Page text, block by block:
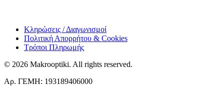
Κληρώσεις / Διαγωνισμοί
Πολιτική Απορρήτου & Cookies
Τρόποι Πληρωμής
© 2026 Makrooptiki. All rights reserved.
Αρ. ΓΕΜΗ: 193189406000